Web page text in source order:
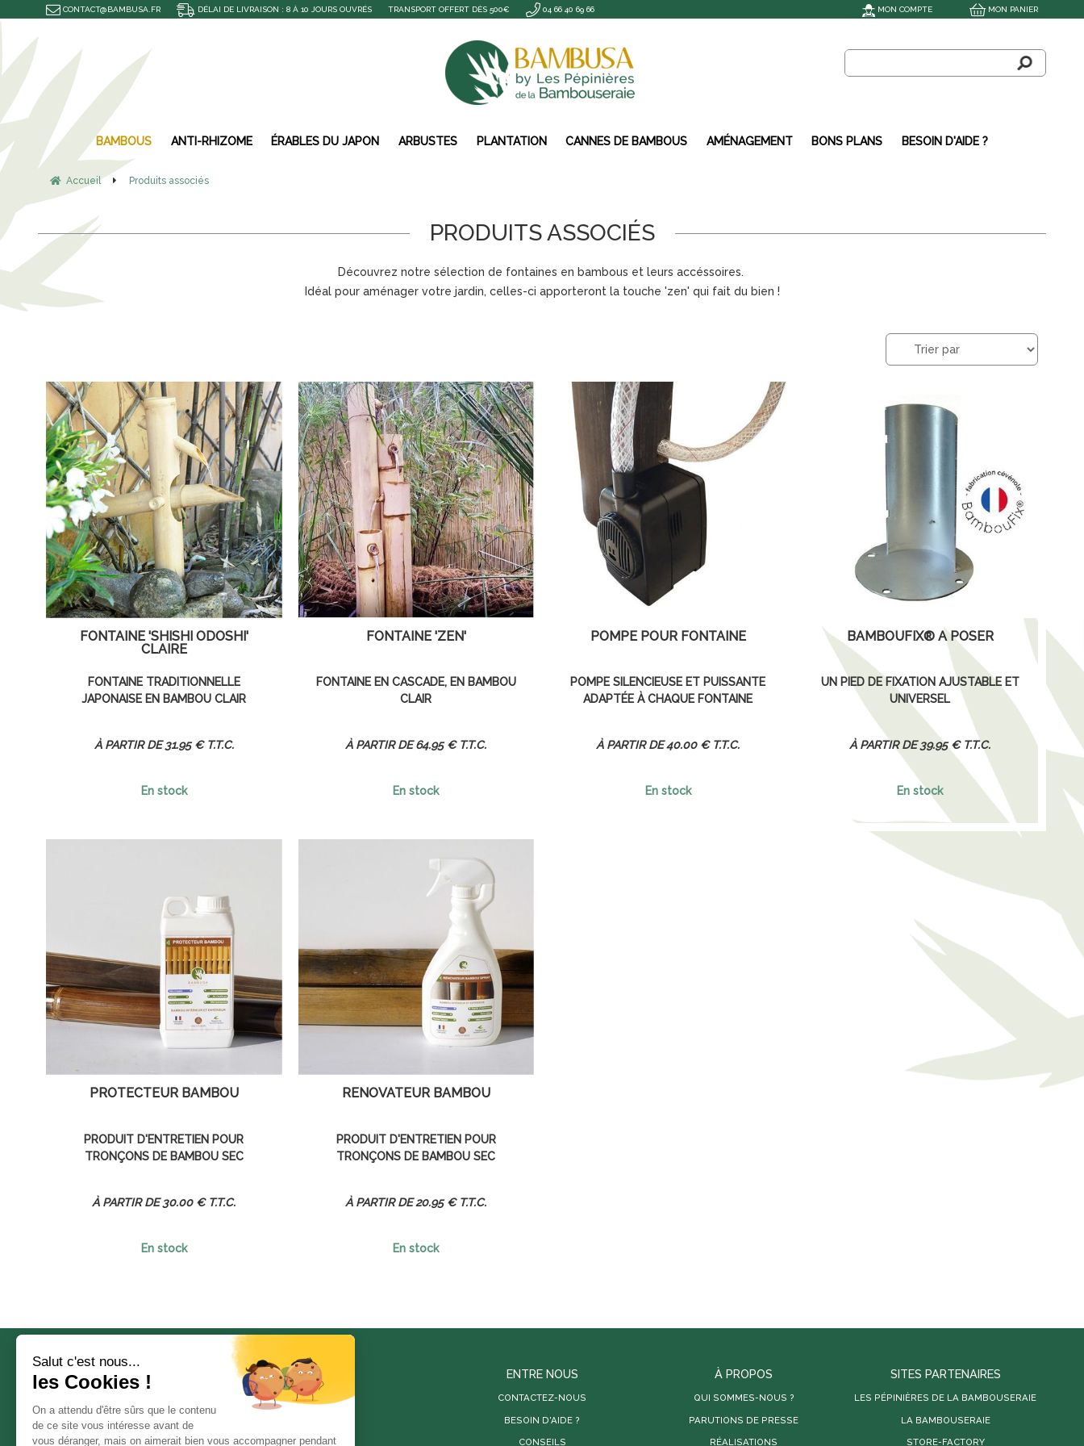
BAMBOUS ANTI-RHIZOME ÉRABLES DU JAPON ARBUSTES PLANTATION CANNES DE BAMBOUS AMÉNAGEMENT BONS PLANS BESOIN D'AIDE ?
Accueil Produits associés
PRODUITS ASSOCIÉS
Découvrez notre sélection de fontaines en bambous et leurs accéssoires.
Idéal pour aménager votre jardin, celles-ci apporteront la touche 'zen' qui fait du bien !
FONTAINE 'SHISHI ODOSHI'
CLAIRE
FONTAINE TRADITIONNELLE
JAPONAISE EN BAMBOU CLAIR
31.95 € T.T.C.
En stock
FONTAINE 'ZEN'
FONTAINE EN CASCADE, EN BAMBOU
CLAIR
64.95 € T.T.C.
En stock
POMPE POUR FONTAINE
POMPE SILENCIEUSE ET PUISSANTE
ADAPTÉE À CHAQUE FONTAINE
40.00 € T.T.C.
En stock
BAMBOUFIX® À POSER
UN PIED DE FIXATION AJUSTABLE ET
UNIVERSEL
39.95 € T.T.C.
En stock
PROTECTEUR BAMBOU
PRODUIT D'ENTRETIEN POUR
TRONÇONS DE BAMBOU SEC
30.00 € T.T.C.
En stock
RÉNOVATEUR BAMBOU
PRODUIT D'ENTRETIEN POUR
TRONÇONS DE BAMBOU SEC
20.95 € T.T.C.
En stock
MON COMPTE MON PANIER
CONTACT@BAMBUSA.FR DÉLAI DE LIVRAISON : 8 À 10 JOURS OUVRÉS TRANSPORT OFFERT DÈS 500€ 04 66 40 69 66
ENTRE NOUS
CONTACTEZ-NOUS
BESOIN D'AIDE ?
CONSEILS
À PROPOS
QUI SOMMES-NOUS ?
PARUTIONS DE PRESSE
RÉALISATIONS
SITES PARTENAIRES
LES PÉPINIÈRES DE LA BAMBOUSERAIE
LA BAMBOUSERAIE
STORE-FACTORY